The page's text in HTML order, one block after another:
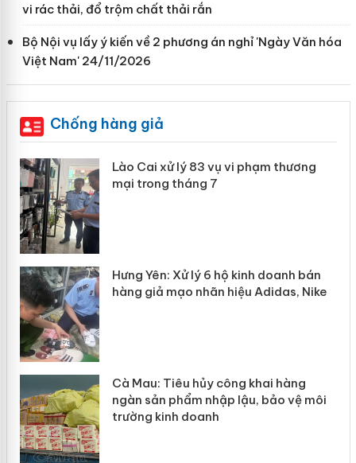
vi rác thải, đổ trộm chất thải rắn
Bộ Nội vụ lấy ý kiến về 2 phương án nghỉ 'Ngày Văn hóa
Việt Nam' 24/11/2026
Chống hàng giả
Lào Cai xử lý 83 vụ vi phạm thương
mại trong tháng 7
Hưng Yên: Xử lý 6 hộ kinh doanh bán
hàng giả mạo nhãn hiệu Adidas, Nike
Cà Mau: Tiêu hủy công khai hàng
ngàn sản phẩm nhập lậu, bảo vệ môi
trường kinh doanh